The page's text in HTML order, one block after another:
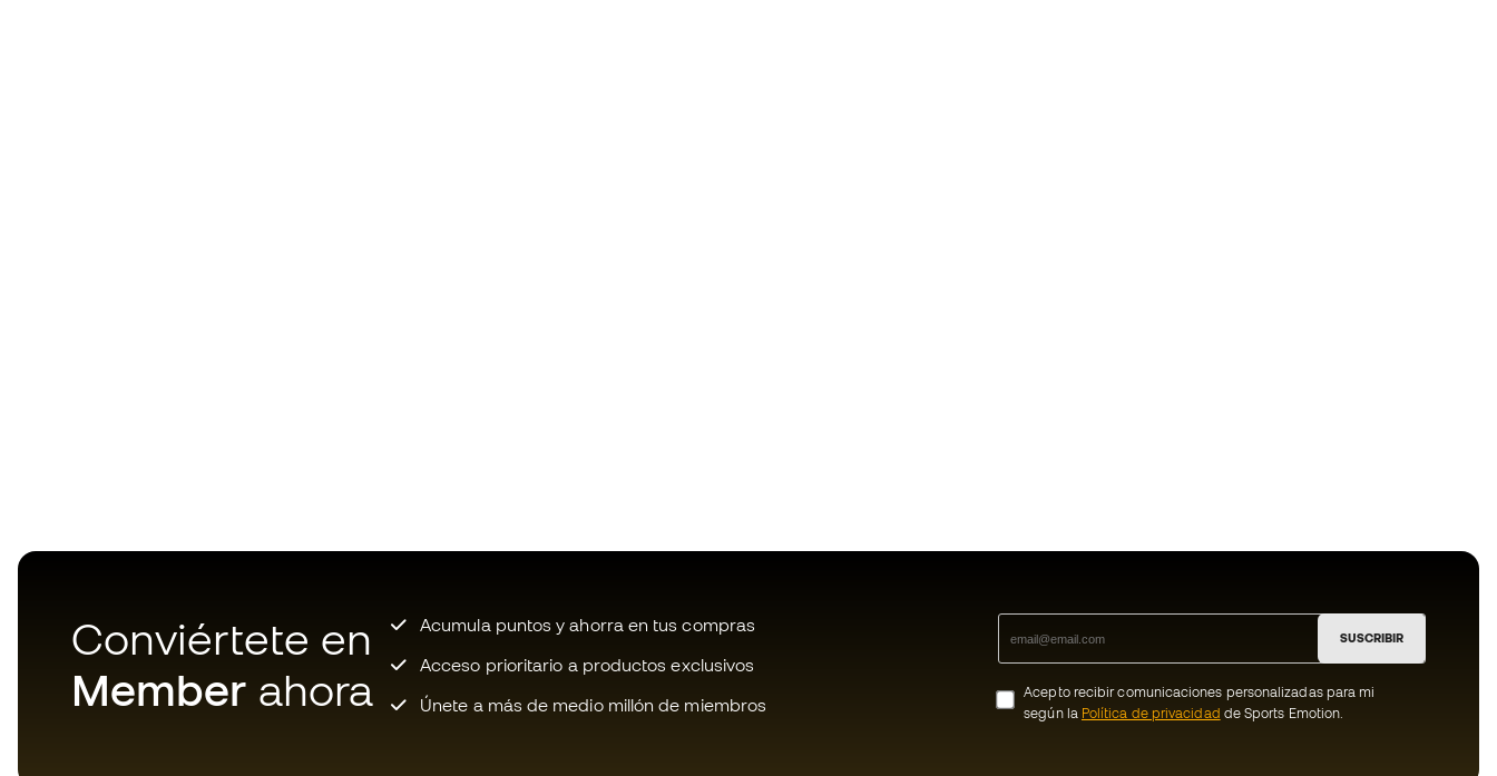
Conviértete en
Member ahora
Acumula puntos y ahorra en tus compras
Acceso prioritario a productos exclusivos
Únete a más de medio millón de miembros
SUSCRIBIR
Acepto recibir comunicaciones personalizadas para mi
según la Política de privacidad de Sports Emotion.